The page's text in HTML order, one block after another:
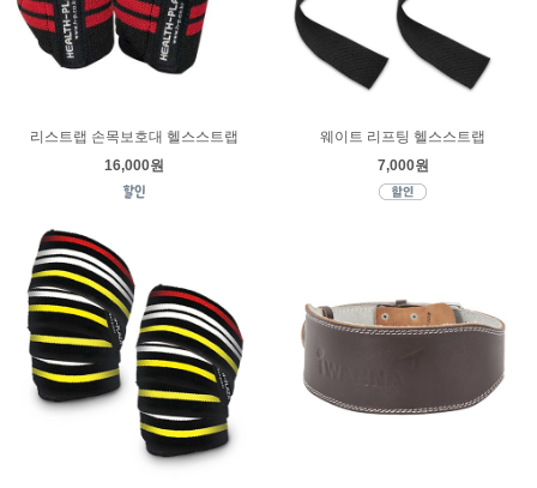
리스트랩 손목보호대 헬스스트랩
16,000원
웨이트 리프팅 헬스스트랩
7,000원